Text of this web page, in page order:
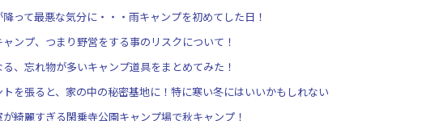
って最悪な気分に・・・雨キャンプを初めてした日！
ンプ、つまり野営をする事のリスクについて！
、忘れ物が多いキャンプ道具をまとめてみた！
を張ると、家の中の秘密基地に！特に寒い冬にはいいかもしれない
綺麗すぎる閑乗寺公園キャンプ場で秋キャンプ！